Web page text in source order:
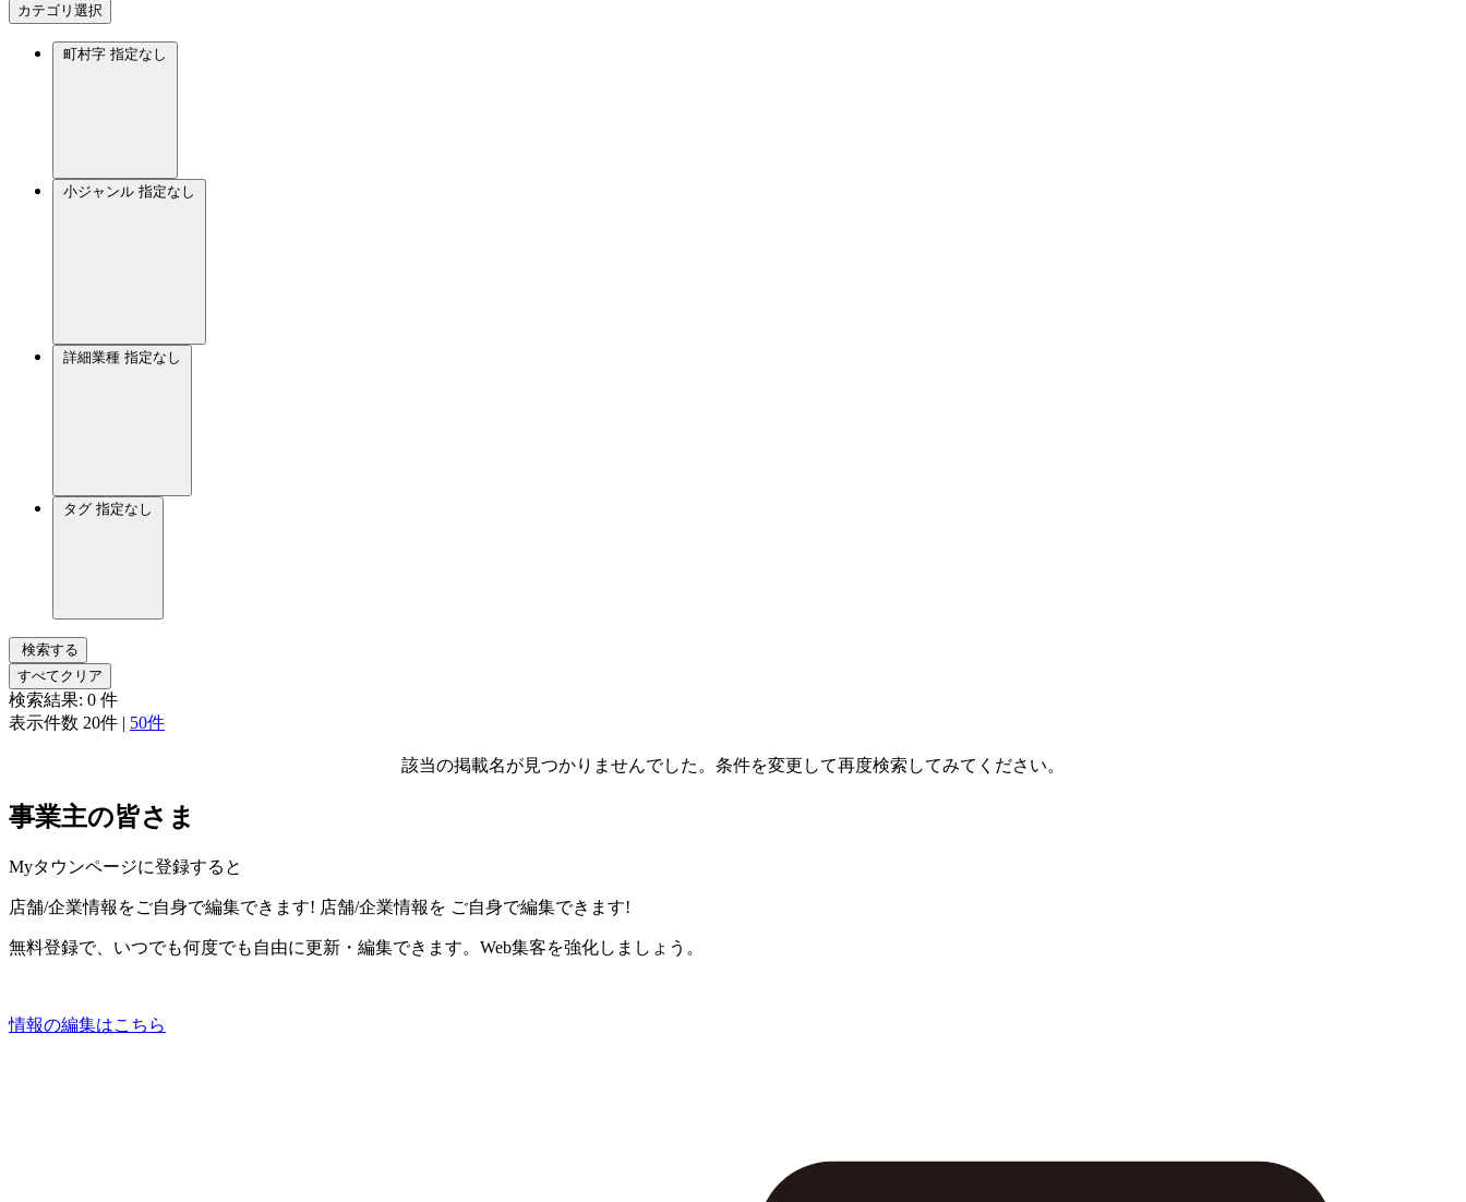
カテゴリ選択
町村字 指定なし
小ジャンル 指定なし
詳細業種 指定なし
タグ 指定なし
検索する
すべてクリア
検索結果: 0 件
表示件数 20件 | 50件
該当の掲載名が見つかりませんでした。条件を変更して再度検索してみてください。
事業主の皆さま
Myタウンページに登録すると
店舗/企業情報をご自身で編集できます! 店舗/企業情報を ご自身で編集できます!
無料登録で、いつでも何度でも自由に更新・編集できます。Web集客を強化しましょう。
情報の編集はこちら